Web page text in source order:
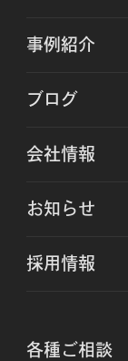
事例紹介
ブログ
会社情報
お知らせ
採用情報
各種ご相談